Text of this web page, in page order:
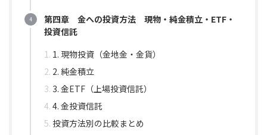
第四章 金への投資方法 現物・純金積立・ETF・
投資信託
1. 現物投資（金地金・金貨）
2. 純金積立
3. 金ETF（上場投資信託）
4. 金投資信託
投資方法別の比較まとめ